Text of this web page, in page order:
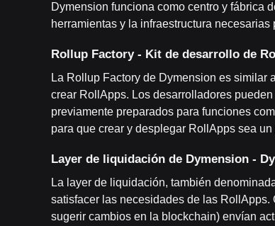
Dymension funciona como centro y fábrica
herramientas y la infraestructura
Rollup Factory - Kit de desarrollo de
La Rollup Factory de Dymension es similar
crear RollApps. Los desarrolladores
previamente preparados para funciones
para que crear y desplegar RollApps sea
Layer de liquidación de Dymension -
La layer de liquidación, también
satisfacer las necesidades de las
sugerir cambios en la blockchain) envían